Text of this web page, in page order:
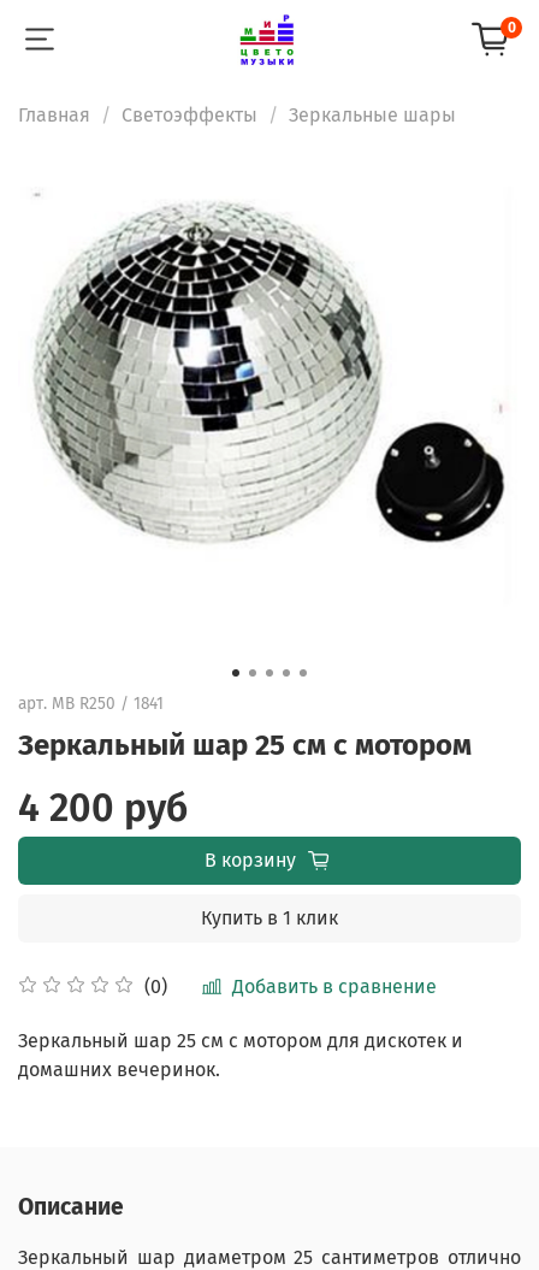
0
Главная Светоэффекты Зеркальные шары
арт. MB R250 / 1841
Зеркальный шар 25 см с мотором
(0) Добавить в сравнение
4 200 руб
В корзину
Купить в 1 клик
Зеркальный шар 25 см с мотором для дискотек и
домашних вечеринок.
Описание
Зеркальный шар диаметром 25 сантиметров отлично